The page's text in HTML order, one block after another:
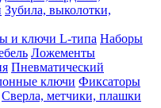
Зубила, выколотки,
и ключи L-типа Наборы
Ложементы
Пневматический
ключи Фиксаторы
Сверла, метчики, плашки